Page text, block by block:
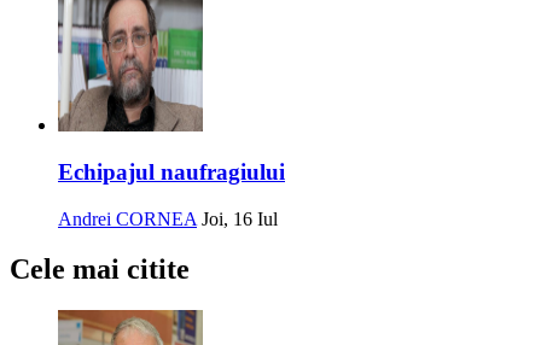
Echipajul naufragiului
Andrei CORNEA Joi, 16 Iul
Cele mai citite